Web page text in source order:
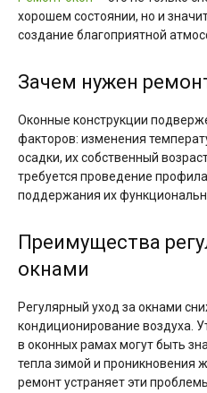
хорошем состоянии, но и
создание благоприятной
Зачем нужен
Оконные конструкции
факторов: изменения
осадки, их собственный
требуется проведение
поддержания их
Преимущества
окнами
Регулярный уход за окнами
кондиционирование воздуха.
в оконных рамах могут быть
тепла зимой и проникновения
ремонт устраняет эти